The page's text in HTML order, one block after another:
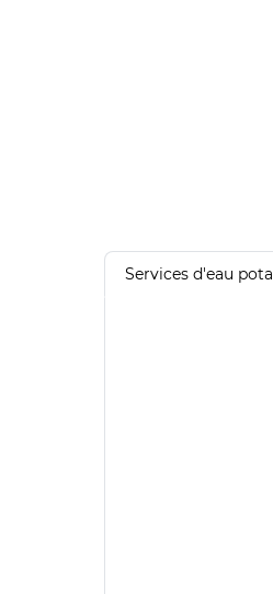
Services d'eau